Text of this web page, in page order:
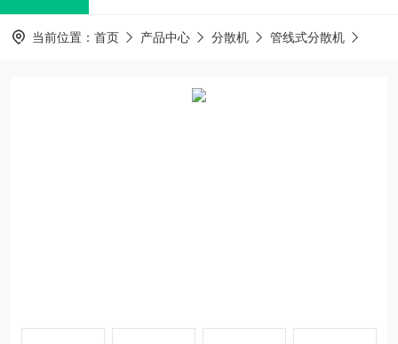
当前位置： 首页 产品中心 分散机 管线式分散机